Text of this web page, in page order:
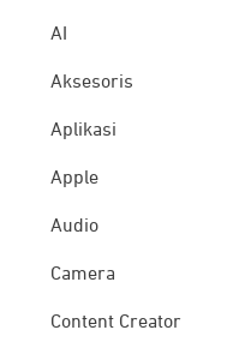
AI
Aksesoris
Aplikasi
Apple
Audio
Camera
Content Creator